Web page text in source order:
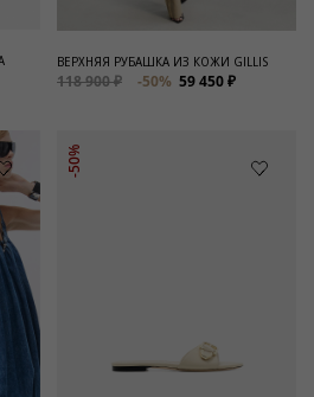
ВЕРХНЯЯ РУБАШКА ИЗ КОЖИ GILLIS
118 900 ₽ -50% 59 450 ₽
-50%